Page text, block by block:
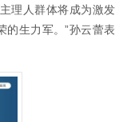
理人群体将成为激发
的生力军。”孙云蕾表